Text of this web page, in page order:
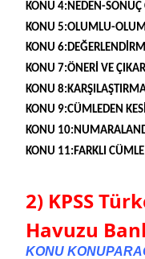
KONU 4:NEDEN-SONUÇ
KONU 5:OLUMLU-
KONU
KONU 7:ÖNERİ VE
KONU
KONU 9:CÜMLEDEN
KONU
KONU 11:FARKLI CÜMLE
2) KPSS
Havuzu
KONU